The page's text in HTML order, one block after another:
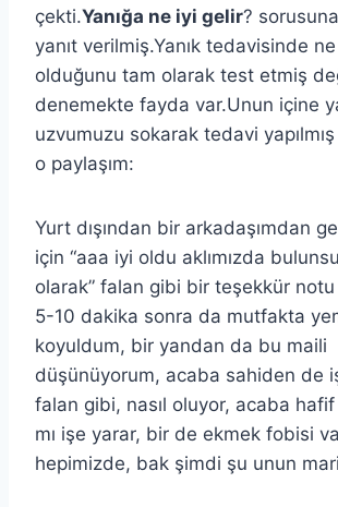
çekti.Yanığa ne iyi gelir?
yanıt verilmiş.Yanık tedavisinde
olduğunu tam olarak test etmiş
denemekte fayda var.Unun içine
uzvumuzu sokarak tedavi
o paylaşım:
Yurt dışından bir arkadaşımdan
için “aaa iyi oldu aklımızda
olarak” falan gibi bir teşekkür
5-10 dakika sonra da mutfakta
koyuldum, bir yandan da bu maili
düşünüyorum, acaba sahiden de
falan gibi, nasıl oluyor, acaba hafif
mı işe yarar, bir de ekmek fobisi
hepimizde, bak şimdi şu unun